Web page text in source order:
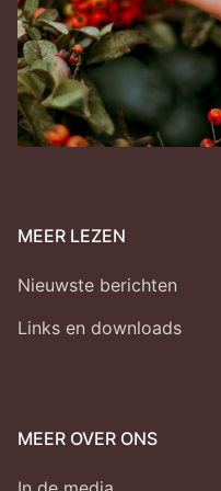
Jaarverantwoording
MEER LEZEN
Nieuwste berichten
Links en downloads
MEER OVER ONS